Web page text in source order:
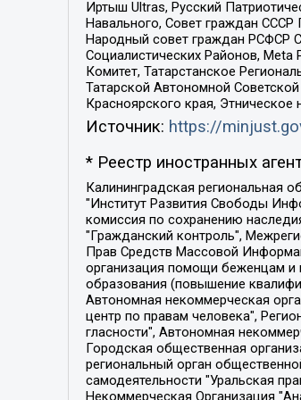
Иртыш Ultras, Русский
Навального, Совет граждан СССР
Народный совет граждан РСФСР
Социалистических Районов,
Комитет, Татарстанское
Татарской Автономной
Красноярского края,
Источник: https://
* Реестр иностранных
Калининградская региональная общественная организация "Экозащита!-Женсовет", Фонд содействия защите прав и свобод граждан "Общественный вердикт", Фонд "Институт Развития Свободы Информации", Частное учреждение "Информационное агентство МЕМО. РУ", Региональная общественная организация "Общественная комиссия по сохранению наследия академика Сахарова", Фонд поддержки свободы прессы, Санкт-Петербургская общественная правозащитная организация "Гражданский контроль", Межрегиональная общественная организация "Информационно-просветительский центр "Мемориал", Региональный Фонд "Центр Защиты Прав Средств Массовой Информации", с 05.12.2023 Фонд "Центр Защиты Прав Средств массовой информации", Региональная общественная благотворительная организация помощи беженцам и мигрантам "Гражданское содействие", Негосударственное образовательное учреждение дополнительного профессионального образования (повышение квалификации) специалистов "АКАДЕМИЯ ПО ПРАВАМ ЧЕЛОВЕКА", Свердловская региональная общественная организация "Сутяжник", Автономная некоммерческая организация "Центр независимых социологических исследований", Союз общественных объединений "Российский исследовательский центр по правам человека", Региональное общественное учреждение научно-информационный центр "МЕМОРИАЛ", Некоммерческая организация "Фонд защиты гласности", Автономная некоммерческая организация "Институт прав человека", Городская общественная организация "Екатеринбургское общество "МЕМОРИАЛ", Городская общественная организация "Рязанское историко-просветительское и правозащитное общество "Мемориал" (Рязанский Мемориал), Челябинский региональный орган общественной самодеятельности – женское общественное объединение "Женщины Евразии", Челябинский региональный орган общественной самодеятельности "Уральская правозащитная группа", Фонд содействия защите здоровья и социальной справедливости имени Андрея Рылькова, Автономная Некоммерческая Организация "Аналитический Центр Юрия Левады",